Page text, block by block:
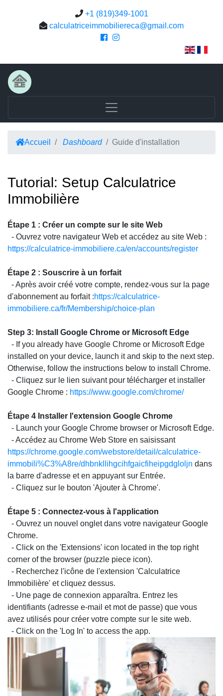
+1 (819)349-1001
calculatriceimmobiliereca@gmail.com
Accueil Dashboard Guide d'installation
Tutorial: Setup Calculatrice
Immobilière
Étape 1 : Créer un compte sur le site Web
- Ouvrez votre navigateur Web et accédez au site Web :
https://calculatrice-immobiliere.ca/en/accounts/register
Étape 2 : Souscrire à un forfait
- Après avoir créé votre compte, rendez-vous sur la page
d'abonnement au forfait :https://calculatrice-
immobiliere.ca/fr/Membership/choice-plan
Step 3: Install Google Chrome or Microsoft Edge
- If you already have Google Chrome or Microsoft Edge
installed on your device, launch it and skip to the next step.
Otherwise, follow the instructions below to install Chrome.
- Cliquez sur le lien suivant pour télécharger et installer
Google Chrome : https://www.google.com/chrome/
Étape 4 Installer l'extension Google Chrome
- Launch your Google Chrome browser or Microsoft Edge.
- Accédez au Chrome Web Store en saisissant
https://chrome.google.com/webstore/detail/calculatrice-
immobili%C3%A8re/dhbnkllihgcihfgaicfiheipgdgloljn dans
la barre d'adresse et en appuyant sur Entrée.
- Cliquez sur le bouton 'Ajouter à Chrome'.
Étape 5 : Connectez-vous à l'application
- Ouvrez un nouvel onglet dans votre navigateur Google
Chrome.
- Click on the 'Extensions' icon located in the top right
corner of the browser (puzzle piece icon).
- Recherchez l'icône de l'extension 'Calculatrice
Immobilière' et cliquez dessus.
- Une page de connexion apparaîtra. Entrez les
identifiants (adresse e-mail et mot de passe) que vous
avez utilisés pour créer votre compte sur le site web.
- Click on the 'Log In' to access the app.